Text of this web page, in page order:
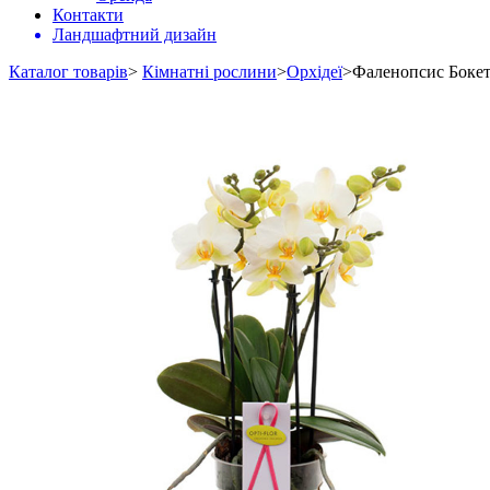
Контакти
Ландшафтний дизайн
Каталог товарів> Кімнатні рослини>Орхідеї>Фаленопсис